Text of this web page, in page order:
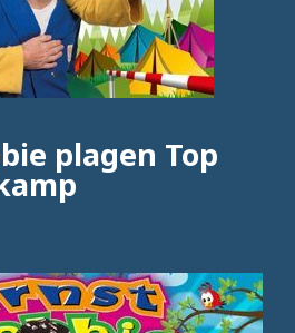
plagen Top